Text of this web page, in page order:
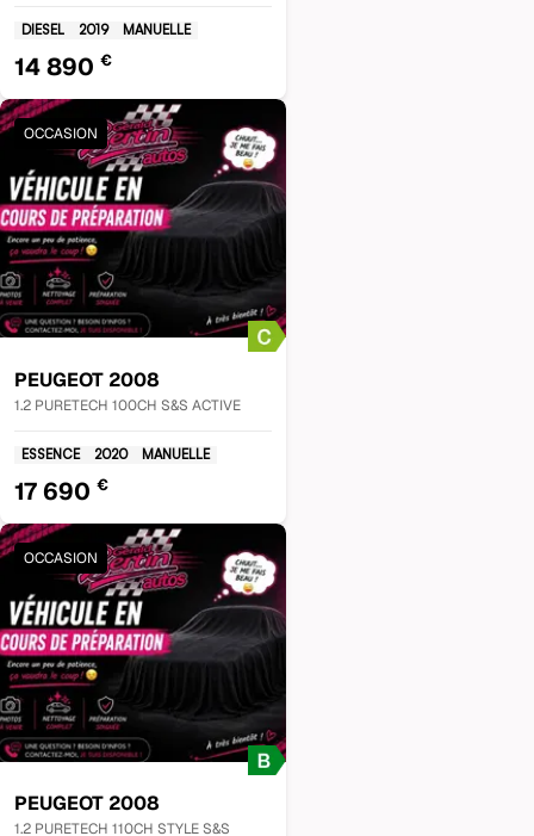
DIESEL 2019 MANUELLE
14 890 €
OCCASION
PEUGEOT 2008
1.2 PURETECH 100CH S&S ACTIVE
ESSENCE 2020 MANUELLE
17 690 €
OCCASION
PEUGEOT 2008
1.2 PURETECH 110CH STYLE S&S